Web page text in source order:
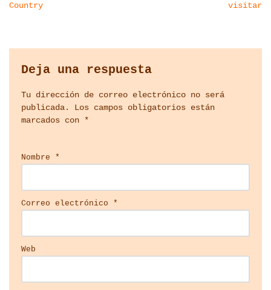
Country
visitar
Deja una respuesta
Tu dirección de correo electrónico no será
publicada.
Los campos obligatorios están
marcados con *
Nombre *
Correo electrónico *
Web